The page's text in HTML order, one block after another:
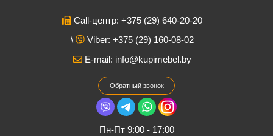
Call-центр: +375 (29) 640-20-20
\
Viber: +375 (29) 160-08-02
E-mail: info@kupimebel.by
Обратный звонок
Пн-Пт 9:00 - 17:00